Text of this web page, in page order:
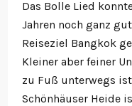
Das Bolle Lied
Jahren noch ganz
Reiseziel Bangkok
Kleiner aber feiner
zu Fuß unterwegs
Schönhäuser Heide